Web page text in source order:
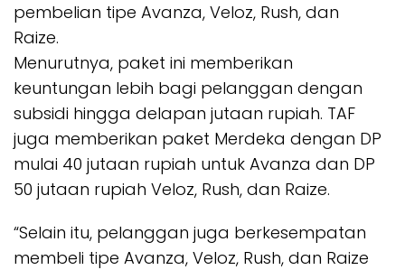
pembelian tipe Avanza, Veloz, Rush, dan
Raize.
Menurutnya, paket ini memberikan
keuntungan lebih bagi pelanggan dengan
subsidi hingga delapan jutaan rupiah. TAF
juga memberikan paket Merdeka dengan DP
mulai 40 jutaan rupiah untuk Avanza dan DP
50 jutaan rupiah Veloz, Rush, dan Raize.
“Selain itu, pelanggan juga berkesempatan
membeli tipe Avanza, Veloz, Rush, dan Raize